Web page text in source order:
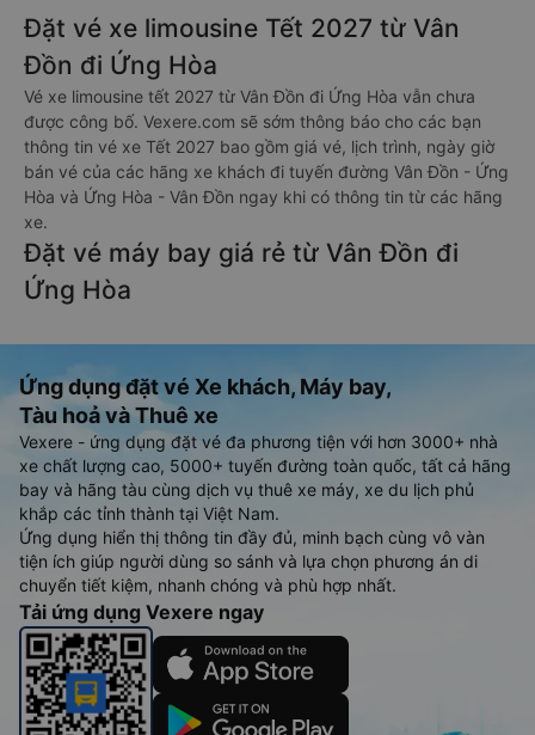
Đặt vé xe limousine Tết 2027 từ Vân
Đồn đi Ứng Hòa
Vé xe limousine tết 2027 từ Vân Đồn đi Ứng Hòa vẫn chưa
được công bố. Vexere.com sẽ sớm thông báo cho các bạn
thông tin vé xe Tết 2027 bao gồm giá vé, lịch trình, ngày giờ
bán vé của các hãng xe khách đi tuyến đường Vân Đồn - Ứng
Hòa và Ứng Hòa - Vân Đồn ngay khi có thông tin từ các hãng
xe.
Đặt vé máy bay giá rẻ từ Vân Đồn đi
Ứng Hòa
Ứng dụng đặt vé Xe khách, Máy bay,
Tàu hoả và Thuê xe
Vexere - ứng dụng đặt vé đa phương tiện với hơn 3000+ nhà
xe chất lượng cao, 5000+ tuyến đường toàn quốc, tất cả hãng
bay và hãng tàu cùng dịch vụ thuê xe máy, xe du lịch phủ
khắp các tỉnh thành tại Việt Nam.
Ứng dụng hiển thị thông tin đầy đủ, minh bạch cùng vô vàn
tiện ích giúp người dùng so sánh và lựa chọn phương án di
chuyển tiết kiệm, nhanh chóng và phù hợp nhất.
Tải ứng dụng Vexere ngay